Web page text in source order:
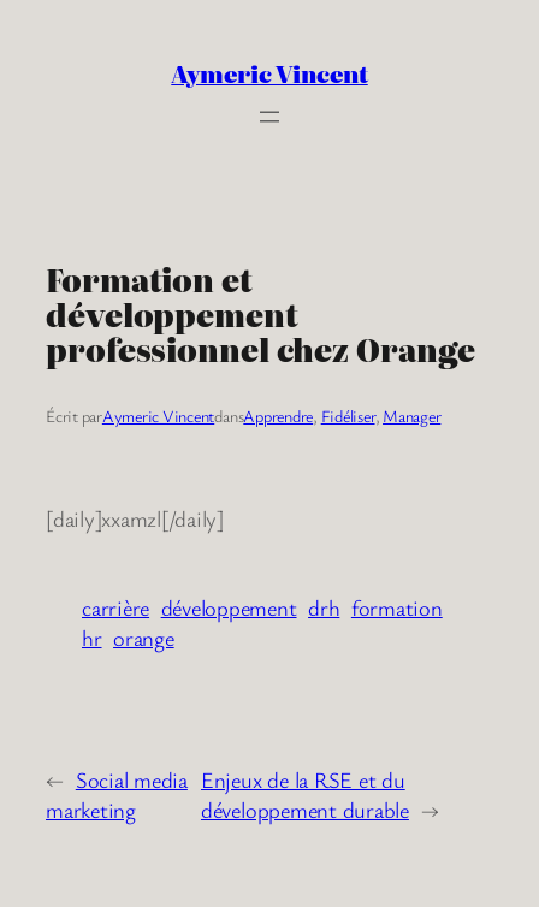
Aymeric Vincent
Formation et
développement
professionnel chez Orange
Écrit parAymeric VincentdansApprendre, Fidéliser, Manager
[daily]xxamzl[/daily]
carrière développement drh formation
hr orange
← Social media
marketing
Enjeux de la RSE et du
développement durable →